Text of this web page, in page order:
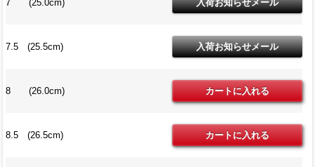
7 (25.0cm)
7.5 (25.5cm)
8 (26.0cm)
8.5 (26.5cm)